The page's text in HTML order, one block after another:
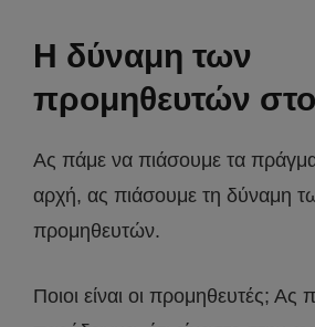
Η δύναμη των
προμηθευτών στο
Ας πάμε να πιάσουμε τα
αρχή, ας πιάσουμε τη δύναμη
προμηθευτών.
Ποιοι είναι οι προμηθευτές; Ας